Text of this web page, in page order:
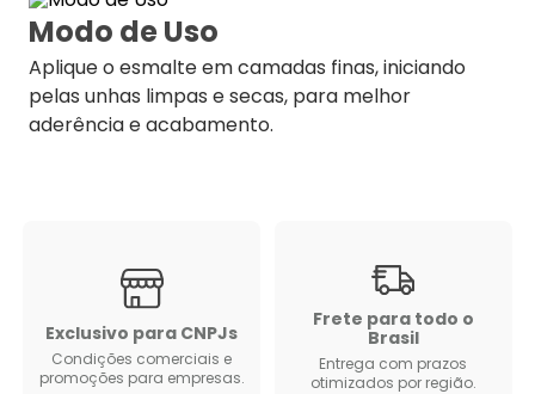
Modo de Uso
Aplique o esmalte em camadas finas, iniciando
pelas unhas limpas e secas, para melhor
aderência e acabamento.
Exclusivo para CNPJs
Condições comerciais e
promoções para empresas.
Frete para todo o
Brasil
Entrega com prazos
otimizados por região.